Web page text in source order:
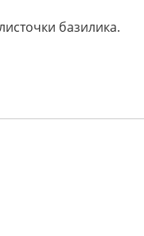
базилика.